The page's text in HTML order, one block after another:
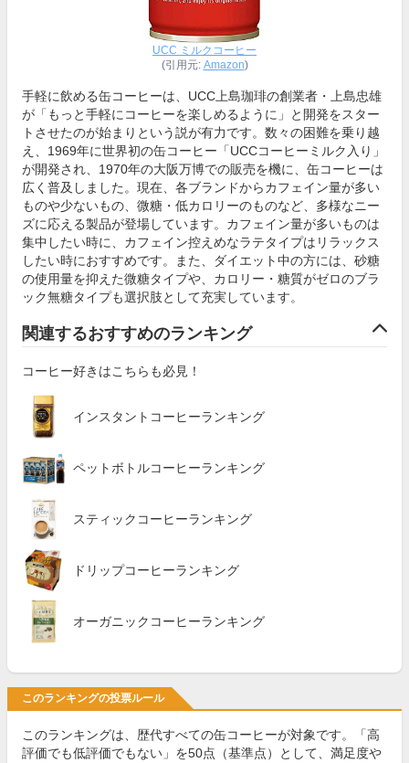
UCC ミルクコーヒー
(引用元: Amazon)
手軽に飲める缶コーヒーは、UCC上島珈琲の創業者・上島忠雄
が「もっと手軽にコーヒーを楽しめるように」と開発をスター
トさせたのが始まりという説が有力です。数々の困難を乗り越
え、1969年に世界初の缶コーヒー「UCCコーヒーミルク入り」
が開発され、1970年の大阪万博での販売を機に、缶コーヒーは
広く普及しました。現在、各ブランドからカフェイン量が多い
ものや少ないもの、微糖・低カロリーのものなど、多様なニー
ズに応える製品が登場しています。カフェイン量が多いものは
集中したい時に、カフェイン控えめなラテタイプはリラックス
したい時におすすめです。また、ダイエット中の方には、砂糖
の使用量を抑えた微糖タイプや、カロリー・糖質がゼロのブラ
ック無糖タイプも選択肢として充実しています。
関連するおすすめのランキング
コーヒー好きはこちらも必見！
インスタントコーヒーランキング
ペットボトルコーヒーランキング
スティックコーヒーランキング
ドリップコーヒーランキング
オーガニックコーヒーランキング
このランキングの投票ルール
このランキングは、歴代すべての缶コーヒーが対象です。「高
評価でも低評価でもない」を50点（基準点）として、満足度や